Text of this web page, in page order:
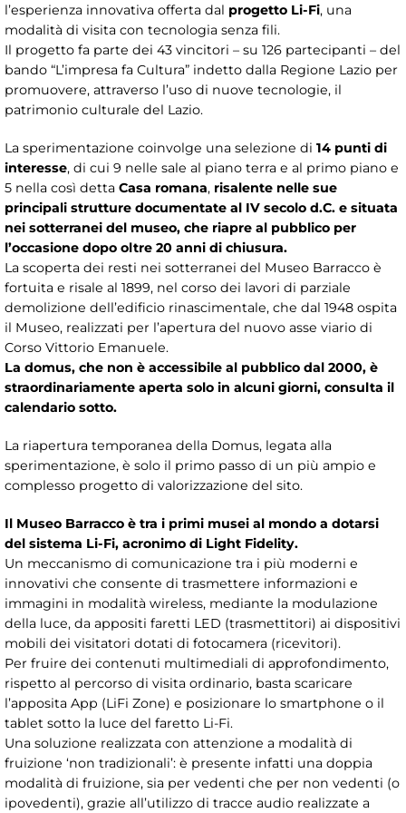
l’esperienza innovativa offerta dal progetto Li-Fi, una
modalità di visita con tecnologia senza fili.
Il progetto fa parte dei 43 vincitori – su 126 partecipanti – del
bando “L’impresa fa Cultura” indetto dalla Regione Lazio per
promuovere, attraverso l’uso di nuove tecnologie, il
patrimonio culturale del Lazio.
La sperimentazione coinvolge una selezione di 14 punti di
interesse, di cui 9 nelle sale al piano terra e al primo piano e
5 nella così detta Casa romana, risalente nelle sue
principali strutture documentate al IV secolo d.C. e situata
nei sotterranei del museo, che riapre al pubblico per
l’occasione dopo oltre 20 anni di chiusura.
La scoperta dei resti nei sotterranei del Museo Barracco è
fortuita e risale al 1899, nel corso dei lavori di parziale
demolizione dell’edificio rinascimentale, che dal 1948 ospita
il Museo, realizzati per l’apertura del nuovo asse viario di
Corso Vittorio Emanuele.
La domus, che non è accessibile al pubblico dal 2000, è
straordinariamente aperta solo in alcuni giorni, consulta il
calendario sotto.
La riapertura temporanea della Domus, legata alla
sperimentazione, è solo il primo passo di un più ampio e
complesso progetto di valorizzazione del sito.
Il Museo Barracco è tra i primi musei al mondo a dotarsi
del sistema Li-Fi, acronimo di Light Fidelity.
Un meccanismo di comunicazione tra i più moderni e
innovativi che consente di trasmettere informazioni e
immagini in modalità wireless, mediante la modulazione
della luce, da appositi faretti LED (trasmettitori) ai dispositivi
mobili dei visitatori dotati di fotocamera (ricevitori).
Per fruire dei contenuti multimediali di approfondimento,
rispetto al percorso di visita ordinario, basta scaricare
l’apposita App (LiFi Zone) e posizionare lo smartphone o il
tablet sotto la luce del faretto Li-Fi.
Una soluzione realizzata con attenzione a modalità di
fruizione ‘non tradizionali’: è presente infatti una doppia
modalità di fruizione, sia per vedenti che per non vedenti (o
ipovedenti), grazie all’utilizzo di tracce audio realizzate a